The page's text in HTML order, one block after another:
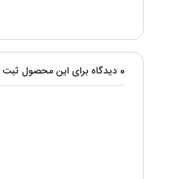
0 دیدگاه برای این محصول ثبت شده است